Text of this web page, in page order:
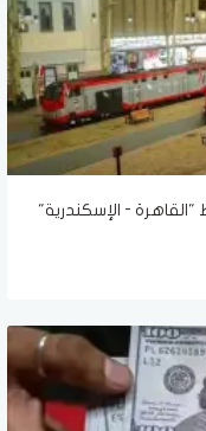
- الإسكندرية"